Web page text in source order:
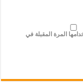
المرة المقبلة في